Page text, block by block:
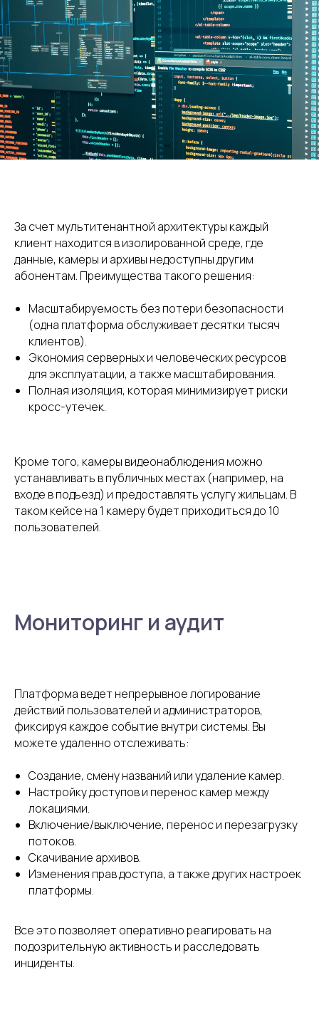
За счет мультитенантной архитектуры каждый
клиент находится в изолированной среде, где
данные, камеры и архивы недоступны другим
абонентам. Преимущества такого решения:
Масштабируемость без потери безопасности
(одна платформа обслуживает десятки тысяч
клиентов).
Экономия серверных и человеческих ресурсов
для эксплуатации, а также масштабирования.
Полная изоляция, которая минимизирует риски
кросс-утечек.
Кроме того, камеры видеонаблюдения можно
устанавливать в публичных местах (например, на
входе в подъезд) и предоставлять услугу жильцам. В
таком кейсе на 1 камеру будет приходиться до 10
пользователей.
Мониторинг и аудит
Платформа ведет непрерывное логирование
действий пользователей и администраторов,
фиксируя каждое событие внутри системы. Вы
можете удаленно отслеживать:
Создание, смену названий или удаление камер.
Настройку доступов и перенос камер между
локациями.
Включение/выключение, перенос и перезагрузку
потоков.
Скачивание архивов.
Изменения прав доступа, а также других настроек
платформы.
Все это позволяет оперативно реагировать на
подозрительную активность и расследовать
инциденты.
Отправляя заявку, высоглашаетесь на обработку персональных данных,
Пользовательского соглашения
Политики
конфиденциальности
+375
Отправить заявку
Получите бесплатную
консультацию
Готовы открыть новые
возможности вашего
телеком-бизнеса с AIVP?
рассылку
о главном в телекомe и сервисах, без спама
Подписаться
Высокопроизводительная платформа для
создания цифровых экосистем на базе
облачного видеонаблюдения